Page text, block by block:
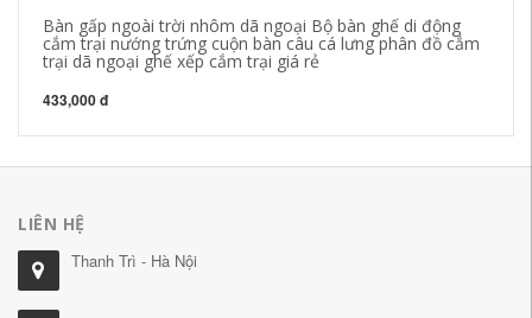
Bàn gấp ngoài trời nhôm dã ngoại Bộ bàn ghế di động
cắm trại nướng trứng cuộn bàn câu cá lưng phân đồ cắm
trại dã ngoại ghế xếp cắm trại giá rẻ
433,000 đ
LIÊN HỆ
Thanh Trì - Hà Nội